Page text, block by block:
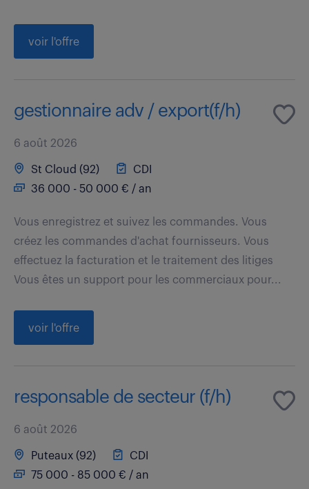
voir l'offre
gestionnaire adv / export(f/h)
6 août 2026
St Cloud (92)
CDI
36 000 - 50 000 € / an
Vous enregistrez et suivez les commandes. Vous
créez les commandes d'achat fournisseurs. Vous
effectuez la facturation et le traitement des litiges
Vous êtes un support pour les commerciaux pour...
voir l'offre
responsable de secteur (f/h)
6 août 2026
Puteaux (92)
CDI
75 000 - 85 000 € / an